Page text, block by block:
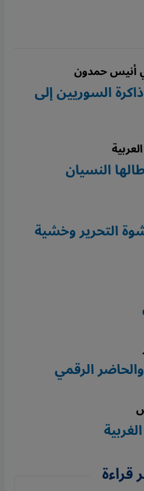
أنيس حمدون
السوريين إلى
النسيان
التحرير وخشية
الرقمي
قراءة